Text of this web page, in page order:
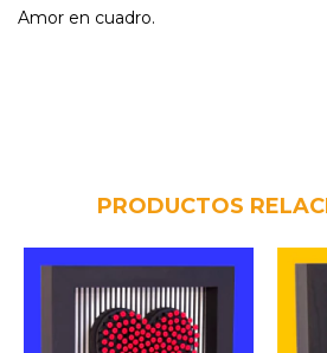
Amor en cuadro.
PRODUCTOS